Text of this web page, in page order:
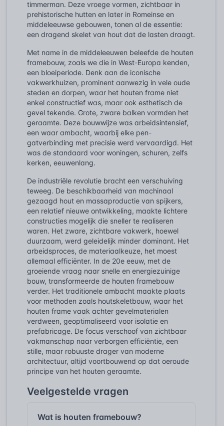
timmerman. Deze vroege vormen, zichtbaar in
prehistorische hutten en later in Romeinse en
middeleeuwse gebouwen, tonen al de essentie:
een dragend skelet van hout dat de lasten draagt.
Met name in de middeleeuwen beleefde de houten
framebouw, zoals we die in West-Europa kenden,
een bloeiperiode. Denk aan de iconische
vakwerkhuizen, prominent aanwezig in vele oude
steden en dorpen, waar het houten frame niet
enkel constructief was, maar ook esthetisch de
gevel tekende. Grote, zware balken vormden het
geraamte. Deze bouwwijze was arbeidsintensief,
een waar ambacht, waarbij elke pen-
gatverbinding met precisie werd vervaardigd. Het
was de standaard voor woningen, schuren, zelfs
kerken, eeuwenlang.
De industriële revolutie bracht een verschuiving
teweeg. De beschikbaarheid van machinaal
gezaagd hout en massaproductie van spijkers,
een relatief nieuwe ontwikkeling, maakte lichtere
constructies mogelijk die sneller te realiseren
waren. Het zware, zichtbare vakwerk, hoewel
duurzaam, werd geleidelijk minder dominant. Het
arbeidsproces, de materiaalkeuze, het moest
allemaal efficiënter. In de 20e eeuw, met de
groeiende vraag naar snelle en energiezuinige
bouw, transformeerde de houten framebouw
verder. Het traditionele ambacht maakte plaats
voor methoden zoals houtskeletbouw, waar het
houten frame vaak achter gevelmaterialen
verdween, geoptimaliseerd voor isolatie en
prefabricage. De focus verschoof van zichtbaar
vakmanschap naar verborgen efficiëntie, een
stille, maar robuuste drager van moderne
architectuur, altijd voortbouwend op dat oeroude
principe van het houten geraamte.
Veelgestelde vragen
Wat is houten framebouw?